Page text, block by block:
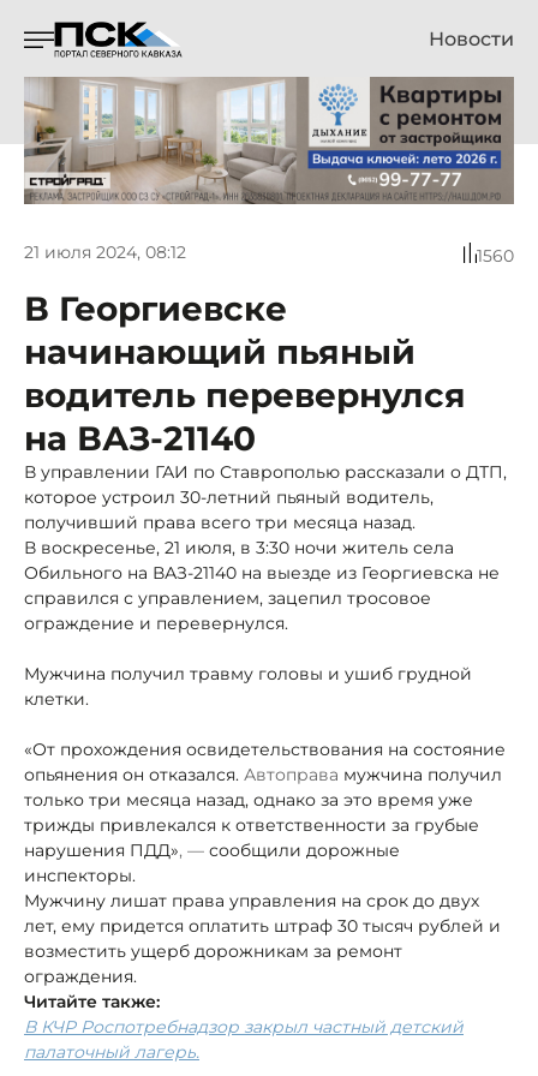
Новости
21 июля 2024, 08:12 1560
В Георгиевске
начинающий пьяный
водитель перевернулся
на ВАЗ-21140
В управлении ГАИ по Ставрополью рассказали о ДТП,
которое устроил 30-летний пьяный водитель,
получивший права всего три месяца назад.
В воскресенье, 21 июля, в 3:30 ночи житель села
Обильного на ВАЗ-21140 на выезде из Георгиевска не
справился с управлением, зацепил тросовое
ограждение и перевернулся.
Мужчина получил травму головы и ушиб грудной
клетки.
«От прохождения освидетельствования на состояние
опьянения он отказался. Автоправа мужчина получил
только три месяца назад, однако за это время уже
трижды привлекался к ответственности за грубые
нарушения ПДД», — сообщили дорожные
инспекторы.
Мужчину лишат права управления на срок до двух
лет, ему придется оплатить штраф 30 тысяч рублей и
возместить ущерб дорожникам за ремонт
ограждения.
Читайте также:
В КЧР Роспотребнадзор закрыл частный детский
палаточный лагерь.